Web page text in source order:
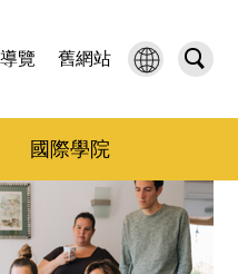
覽 舊網站
國際學院